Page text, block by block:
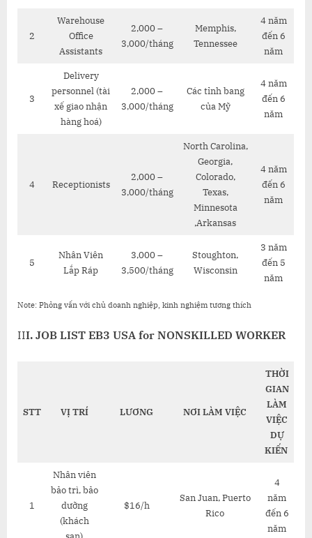
2
Warehouse
Office
Assistants
2,000 –
3,000/tháng
Memphis,
Tennessee
4 năm
đến 6
năm
3
Delivery
personnel (tài
xế giao nhận
hàng hoá)
2,000 –
3,000/tháng
Các tỉnh bang
của Mỹ
4 năm
đến 6
năm
4 Receptionists
2,000 –
3,000/tháng
North Carolina,
Georgia,
Colorado,
Texas,
Minnesota
,Arkansas
4 năm
đến 6
năm
5
Nhân Viên
Lắp Ráp
3,000 –
3,500/tháng
Stoughton,
Wisconsin
3 năm
đến 5
năm
Note: Phỏng vấn với chủ doanh nghiệp, kinh nghiệm tương thích
III. JOB LIST EB3 USA for NONSKILLED WORKER
STT VỊ TRÍ LƯƠNG NƠI LÀM VIỆC
THỜI
GIAN
LÀM
VIỆC
DỰ
KIẾN
1
Nhân viên
bảo trì, bảo
dưỡng
(khách
$16/h
San Juan, Puerto
Rico
4
năm
đến 6
năm